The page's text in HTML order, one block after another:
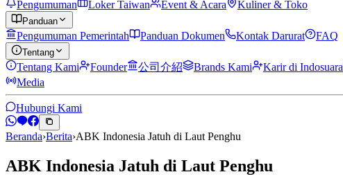
Pengumuman Loker Taiwan Event & Acara Kuliner & Toko
Panduan
Pengumuman Pemerintah Panduan Dokumen Kontak Darurat FAQ
Tentang
Tentang Kami Founder 公司介紹 Brands Kami Karir di Indosuara
Media
Hubungi Kami
Beranda›Berita›ABK Indonesia Jatuh di Laut Penghu
ABK Indonesia Jatuh di Laut Penghu